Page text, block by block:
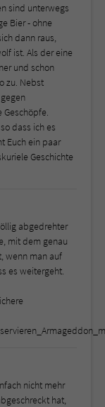
sind unterwegs
Bier - ohne
dann raus,
ist. Als der eine
und schon
zu. Nebst
Geschöpfe.
dass ich es
Euch ein paar
Geschichte
abgedrehter
mit dem genau
wenn man auf
es weitergeht.
nicht mehr
hat,